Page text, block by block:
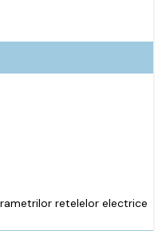
retelelor electrice